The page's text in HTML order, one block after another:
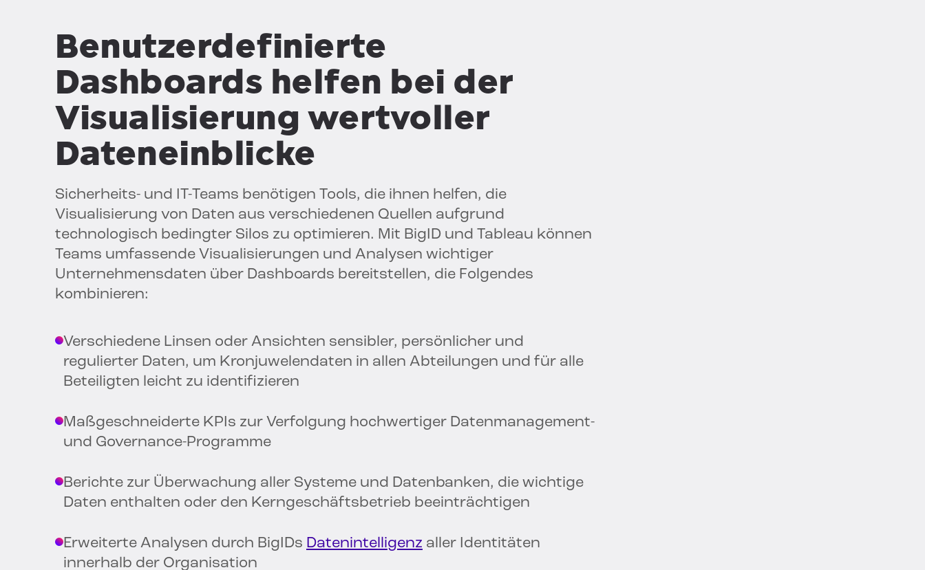
Benutzerdefinierte
Dashboards helfen bei der
Visualisierung wertvoller
Dateneinblicke
Sicherheits- und IT-Teams benötigen Tools, die ihnen helfen, die
Visualisierung von Daten aus verschiedenen Quellen aufgrund
technologisch bedingter Silos zu optimieren. Mit BigID und Tableau können
Teams umfassende Visualisierungen und Analysen wichtiger
Unternehmensdaten über Dashboards bereitstellen, die Folgendes
kombinieren:
Verschiedene Linsen oder Ansichten sensibler, persönlicher und
regulierter Daten, um Kronjuwelendaten in allen Abteilungen und für alle
Beteiligten leicht zu identifizieren
Maßgeschneiderte KPIs zur Verfolgung hochwertiger Datenmanagement-
und Governance-Programme
Berichte zur Überwachung aller Systeme und Datenbanken, die wichtige
Daten enthalten oder den Kerngeschäftsbetrieb beeinträchtigen
Erweiterte Analysen durch BigIDs Datenintelligenz aller Identitäten
innerhalb der Organisation